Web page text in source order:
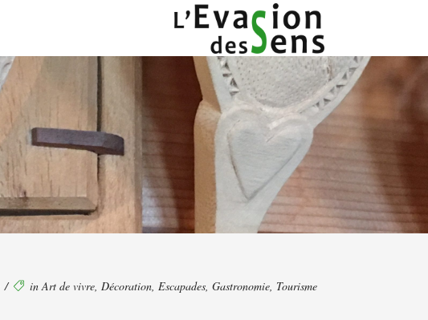
inArt de vivre, Décoration, Escapades, Gastronomie, Tourisme